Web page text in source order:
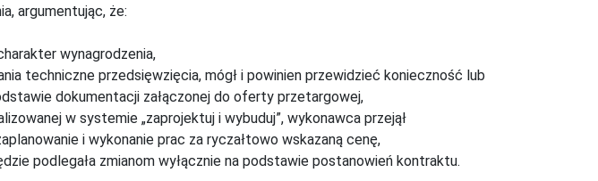
argumentując, że:
wynagrodzenia,
techniczne przedsięwzięcia, mógł i powinien przewidzieć konieczność lub
dokumentacji załączonej do oferty przetargowej,
w systemie „zaprojektuj i wybuduj”, wykonawca przejął
i wykonanie prac za ryczałtowo wskazaną cenę,
podlegała zmianom wyłącznie na podstawie postanowień kontraktu.